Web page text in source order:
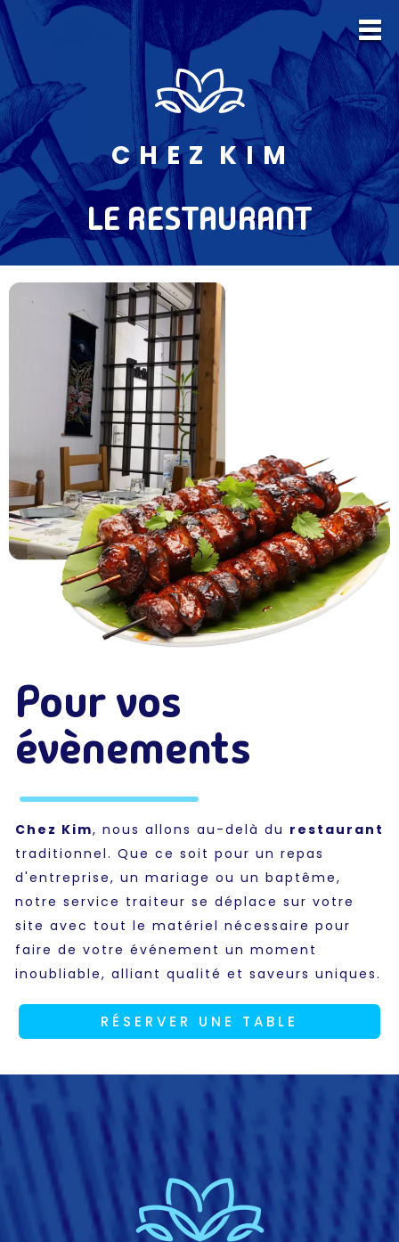
C H E Z K I M
LE RESTAURANT
Pour vos
évènements
Chez Kim, nous allons au-delà du restaurant
traditionnel. Que ce soit pour un repas
d'entreprise, un mariage ou un baptême,
notre service traiteur se déplace sur votre
site avec tout le matériel nécessaire pour
faire de votre événement un moment
inoubliable, alliant qualité et saveurs uniques.
RÉSERVER UNE TABLE